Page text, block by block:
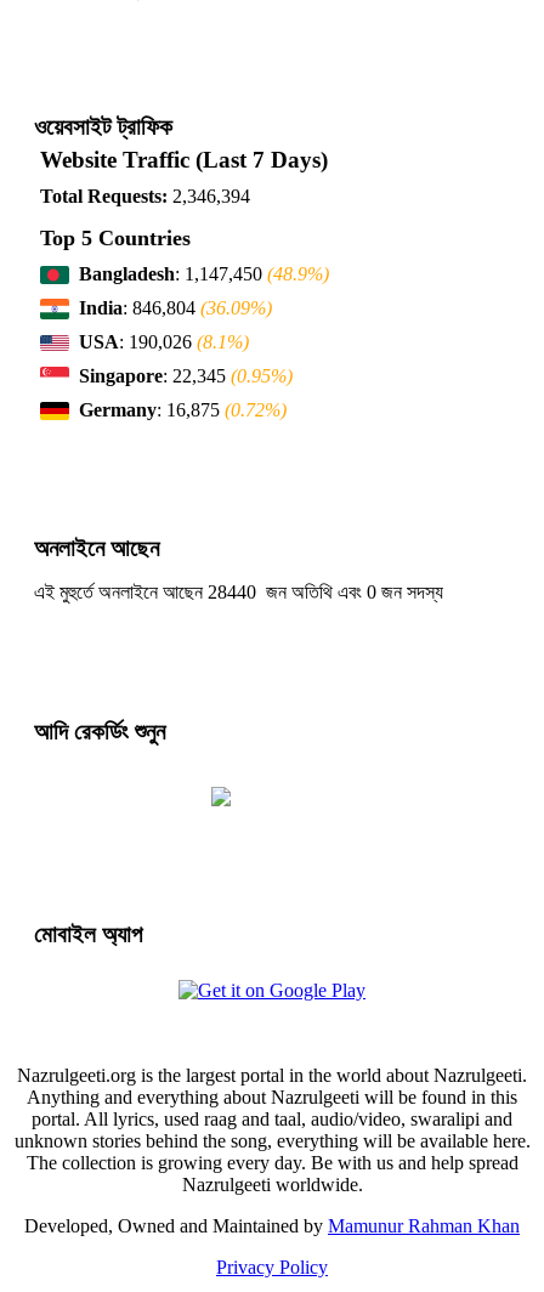
ওয়েবসাইট ট্রাফিক
Website Traffic (Last 7 Days)
Total Requests: 2,346,394
Top 5 Countries
Bangladesh: 1,147,450 (48.9%)
India: 846,804 (36.09%)
USA: 190,026 (8.1%)
Singapore: 22,345 (0.95%)
Germany: 16,875 (0.72%)
অনলাইনে আছেন
এই মুহুর্তে অনলাইনে আছেন 28440 জন অতিথি এবং 0 জন সদস্য
আদি রেকর্ডিং শুনুন
মোবাইল অ্যাপ
Nazrulgeeti.org is the largest portal in the world about Nazrulgeeti.
Anything and everything about Nazrulgeeti will be found in this
portal. All lyrics, used raag and taal, audio/video, swaralipi and
unknown stories behind the song, everything will be available here.
The collection is growing every day. Be with us and help spread
Nazrulgeeti worldwide.
Developed, Owned and Maintained by Mamunur Rahman Khan
Privacy Policy